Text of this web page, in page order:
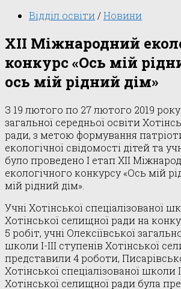
Відділ освіти /Новини
ХІІ Міжнародний
конкурс «Ось мій
ось мій рідний дім»
З 19 лютого по 27 лютого 2019
загальної середньої освіти
ради, з метою формування
екологічної свідомості дітей та
було проведено І етап ХІІ
екологічного конкурсу «Ось мій
мій рідний дім».
Учні Хотінської спеціалізованої
Хотінської селищної ради на
5 робіт, учні Олексіївської
школи I-III ступенів Хотінської
представили 4 роботи,
Хотінської спеціалізованої школи
Хотінської селищної ради була